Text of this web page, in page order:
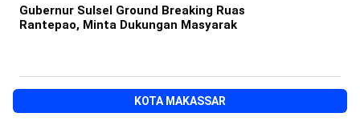
Gubernur Sulsel Ground Breaking Ruas
Rantepao, Minta Dukungan Masyarak
KOTA MAKASSAR